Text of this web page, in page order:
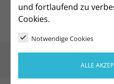
und fortlaufend zu
Cookies.
Notwendige Cookies
ALLE